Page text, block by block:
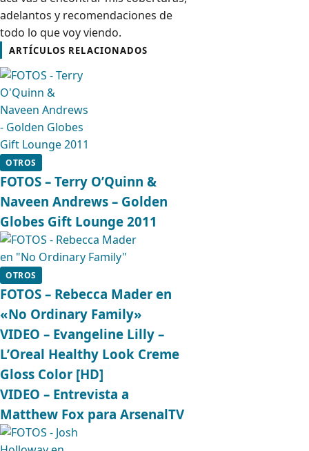
adelantos y recomendaciones de
todo lo que voy viendo.
ARTÍCULOS RELACIONADOS
OTROS
FOTOS – Terry O’Quinn &
Naveen Andrews – Golden
Globes Gift Lounge 2011
OTROS
FOTOS – Rebecca Mader en
«No Ordinary Family»
VIDEO – Evangeline Lilly –
L’Oreal Healthy Look Creme
Gloss Color [HD]
VIDEO – Entrevista a
Matthew Fox para ArsenalTV